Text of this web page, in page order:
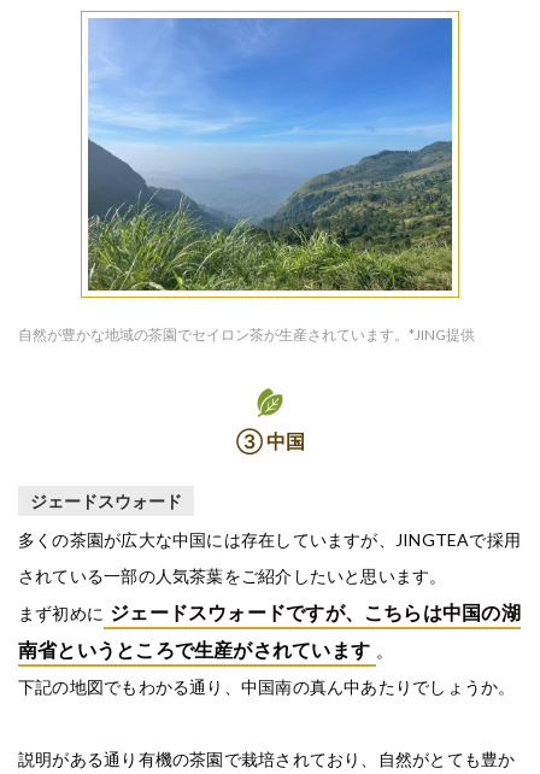
自然が豊かな地域の茶園でセイロン茶が生産されています。*JING提供
③ 中国
ジェードスウォード
多くの茶園が広大な中国には存在していますが、JINGTEAで採用
されている一部の人気茶葉をご紹介したいと思います。
まず初めに ジェードスウォードですが、こちらは中国の湖
南省というところで生産がされています 。
下記の地図でもわかる通り、中国南の真ん中あたりでしょうか。
説明がある通り有機の茶園で栽培されており、自然がとても豊か